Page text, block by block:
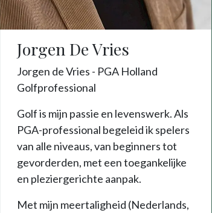
Jorgen De Vries
Jorgen de Vries - PGA Holland
Golfprofessional
Golf is mijn passie en levenswerk. Als
PGA-professional begeleid ik spelers
van alle niveaus, van beginners tot
gevorderden, met een toegankelijke
en pleziergerichte aanpak.
Met mijn meertaligheid (Nederlands,